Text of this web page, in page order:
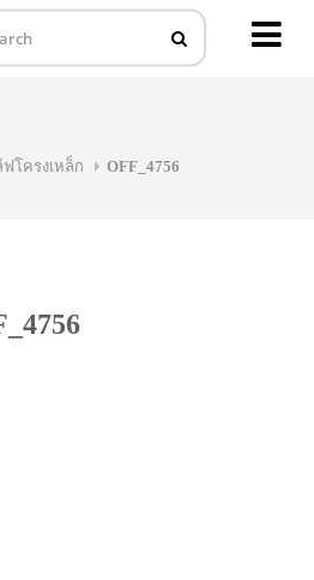
โครงเหล็ก OFF_4756